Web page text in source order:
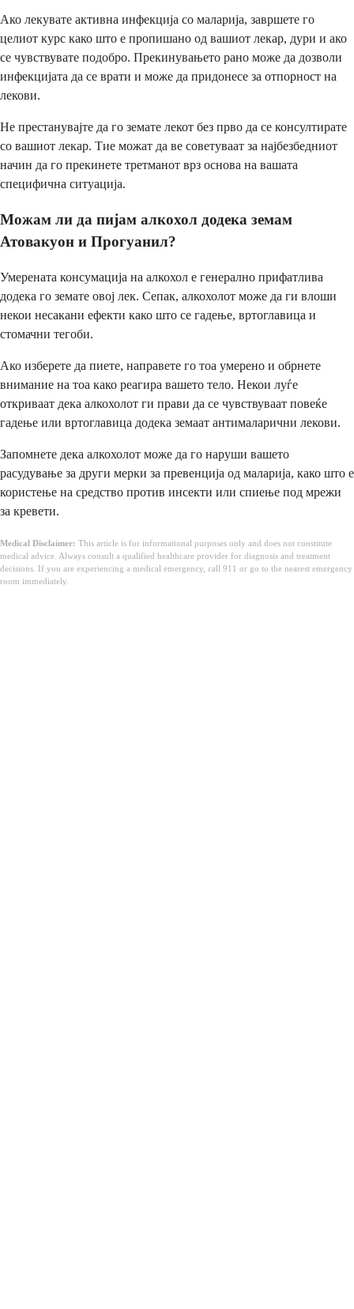
Ако лекувате активна инфекција со маларија, завршете го
целиот курс како што е пропишано од вашиот лекар, дури и ако
се чувствувате подобро. Прекинувањето рано може да дозволи
инфекцијата да се врати и може да придонесе за отпорност на
лекови.
Не престанувајте да го земате лекот без прво да се консултирате
со вашиот лекар. Тие можат да ве советуваат за најбезбедниот
начин да го прекинете третманот врз основа на вашата
специфична ситуација.
Можам ли да пијам алкохол додека земам
Атовакуон и Прогуанил?
Умерената консумација на алкохол е генерално прифатлива
додека го земате овој лек. Сепак, алкохолот може да ги влоши
некои несакани ефекти како што се гадење, вртоглавица и
стомачни тегоби.
Ако изберете да пиете, направете го тоа умерено и обрнете
внимание на тоа како реагира вашето тело. Некои луѓе
откриваат дека алкохолот ги прави да се чувствуваат повеќе
гадење или вртоглавица додека земаат антималарични лекови.
Запомнете дека алкохолот може да го наруши вашето
расудување за други мерки за превенција од маларија, како што е
користење на средство против инсекти или спиење под мрежи
за кревети.
Medical Disclaimer: This article is for informational purposes only and does not constitute
medical advice. Always consult a qualified healthcare provider for diagnosis and treatment
decisions. If you are experiencing a medical emergency, call 911 or go to the nearest emergency
room immediately.